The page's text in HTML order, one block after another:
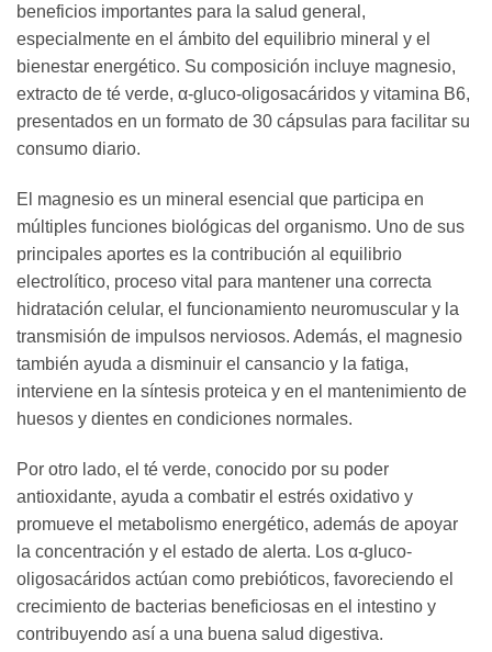
beneficios importantes para la salud general,
especialmente en el ámbito del equilibrio mineral y el
bienestar energético. Su composición incluye magnesio,
extracto de té verde, α-gluco-oligosacáridos y vitamina B6,
presentados en un formato de 30 cápsulas para facilitar su
consumo diario.
El magnesio es un mineral esencial que participa en
múltiples funciones biológicas del organismo. Uno de sus
principales aportes es la contribución al equilibrio
electrolítico, proceso vital para mantener una correcta
hidratación celular, el funcionamiento neuromuscular y la
transmisión de impulsos nerviosos. Además, el magnesio
también ayuda a disminuir el cansancio y la fatiga,
interviene en la síntesis proteica y en el mantenimiento de
huesos y dientes en condiciones normales.
Por otro lado, el té verde, conocido por su poder
antioxidante, ayuda a combatir el estrés oxidativo y
promueve el metabolismo energético, además de apoyar
la concentración y el estado de alerta. Los α-gluco-
oligosacáridos actúan como prebióticos, favoreciendo el
crecimiento de bacterias beneficiosas en el intestino y
contribuyendo así a una buena salud digestiva.